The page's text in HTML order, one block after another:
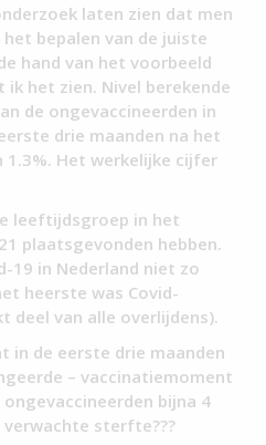
laten zien dat men
bepalen van de juiste
hand van het voorbeeld
het zien. Nivel berekende
de ongevaccineerden in
drie maanden na het
1.3%. Het werkelijke cijfer
leeftijdsgroep in het
plaatsgevonden hebben.
19 in Nederland niet zo
heerste was Covid-
deel van alle overlijdens).
in de eerste drie maanden
– vaccinatiemoment
bijna 4
sterfte???